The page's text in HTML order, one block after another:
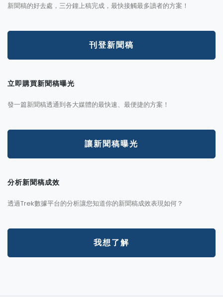
新聞稿的好去處，三分鐘上稿完成，最快接觸最多讀者的方案！
刊登新聞稿
立即購買新聞稿曝光
發一篇新聞稿透通到各大媒體的最快速、最便捷的方案！
讓新聞稿曝光
分析新聞稿成效
透過Trek數據平台的分析讓您知道你的新聞稿成效表現如何？
我想了解